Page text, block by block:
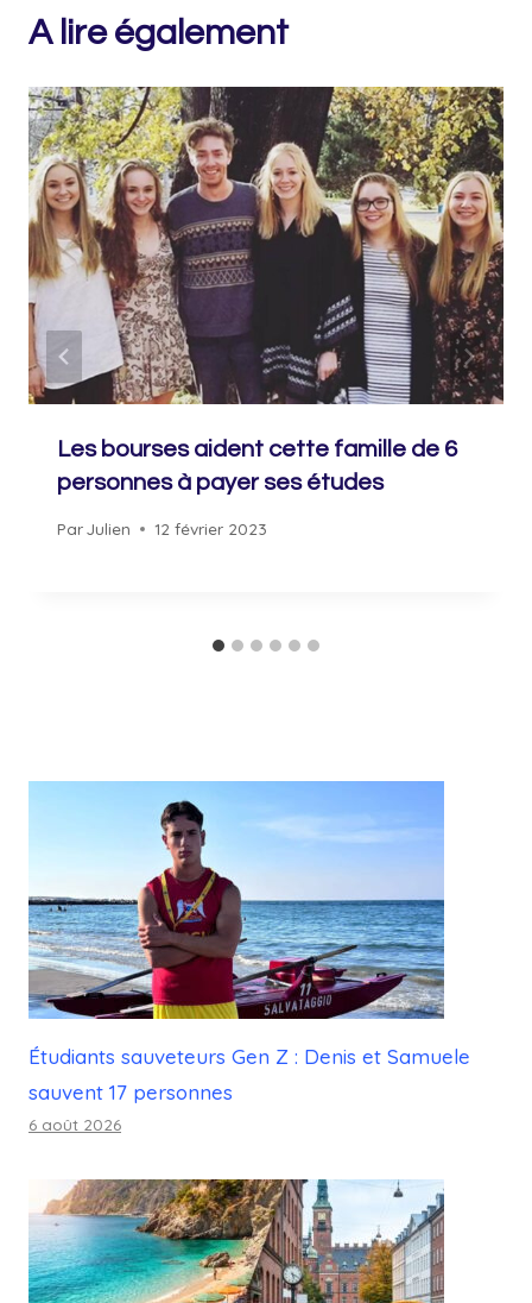
A lire également
Les bourses aident cette famille de 6
personnes à payer ses études
ParJulien 12 février 2023
Étudiants sauveteurs Gen Z : Denis et Samuele
sauvent 17 personnes
6 août 2026